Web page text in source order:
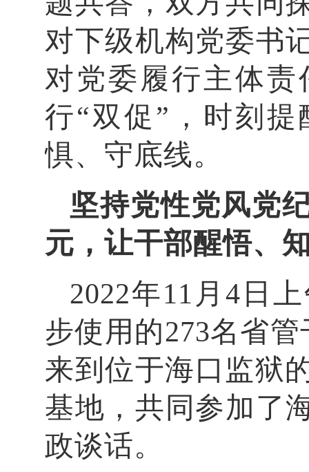
对下级机构党委书
对党委履行主体
行“双促”，时刻
惧、守底线。
坚持党性党风党
元，让干部醒悟、
2022年11月4日
步使用的273名省
来到位于海口监狱
基地，共同参加了
政谈话。